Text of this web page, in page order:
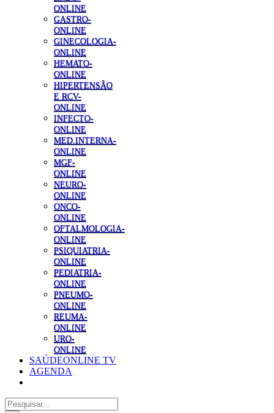
ONLINE
GASTRO-
ONLINE
GINECOLOGIA-
ONLINE
HEMATO-
ONLINE
HIPERTENSÃO
E RCV-
ONLINE
INFECTO-
ONLINE
MED.INTERNA-
ONLINE
MGF-
ONLINE
NEURO-
ONLINE
ONCO-
ONLINE
OFTALMOLOGIA-
ONLINE
PSIQUIATRIA-
ONLINE
PEDIATRIA-
ONLINE
PNEUMO-
ONLINE
REUMA-
ONLINE
URO-
ONLINE
SAÚDEONLINE TV
AGENDA
Pesquisar